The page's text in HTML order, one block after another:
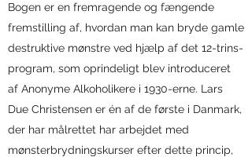
Bogen er en fremragende og fængende
fremstilling af, hvordan man kan bryde gamle
destruktive mønstre ved hjælp af det 12-trins-
program, som oprindeligt blev introduceret
af Anonyme Alkoholikere i 1930-erne. Lars
Due Christensen er én af de første i Danmark,
der har målrettet har arbejdet med
mønsterbrydningskurser efter dette princip,